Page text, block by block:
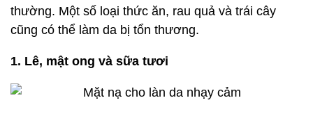
thường. Một số loại thức ăn, rau quả và trái cây
cũng có thể làm da bị tổn thương.
1. Lê, mật ong và sữa tươi